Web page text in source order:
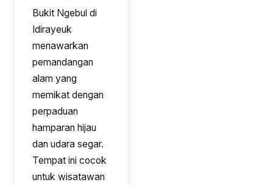
Bukit Ngebul di
Idirayeuk
menawarkan
pemandangan
alam yang
memikat dengan
perpaduan
hamparan hijau
dan udara segar.
Tempat ini cocok
untuk wisatawan